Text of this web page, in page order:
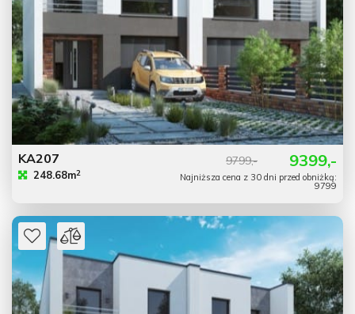
KA207
248.68m2
9399,-
9799,-
Najniższa cena z 30 dni przed obniżką:
9799